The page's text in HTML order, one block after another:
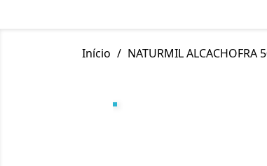
Início NATURMIL